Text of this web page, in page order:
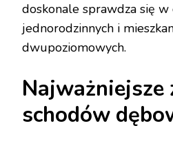
doskonale sprawdza się w
jednorodzinnych i
dwupoziomowych.
Najważniejsze
schodów